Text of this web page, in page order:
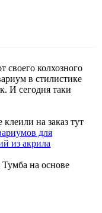
своего колхозного
в стилистике
И сегодня таки
на заказ тут
для
из акрила
на основе